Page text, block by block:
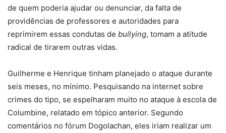
de quem poderia ajudar ou denunciar, da falta de
providências de professores e autoridades para
reprimirem essas condutas de bullying, tomam a atitude
radical de tirarem outras vidas.
Guilherme e Henrique tinham planejado o ataque durante
seis meses, no mínimo. Pesquisando na internet sobre
crimes do tipo, se espelharam muito no ataque à escola de
Columbine, relatado em tópico anterior. Segundo
comentários no fórum Dogolachan, eles iriam realizar um